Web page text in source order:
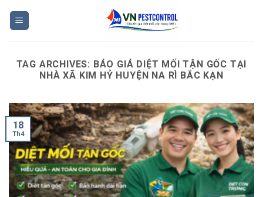
TAG ARCHIVES: BÁO GIÁ DIỆT MỐI TẬN GỐC TẠI
NHÀ XÃ KIM HỶ HUYỆN NA RÌ BẮC KẠN
18
Th4